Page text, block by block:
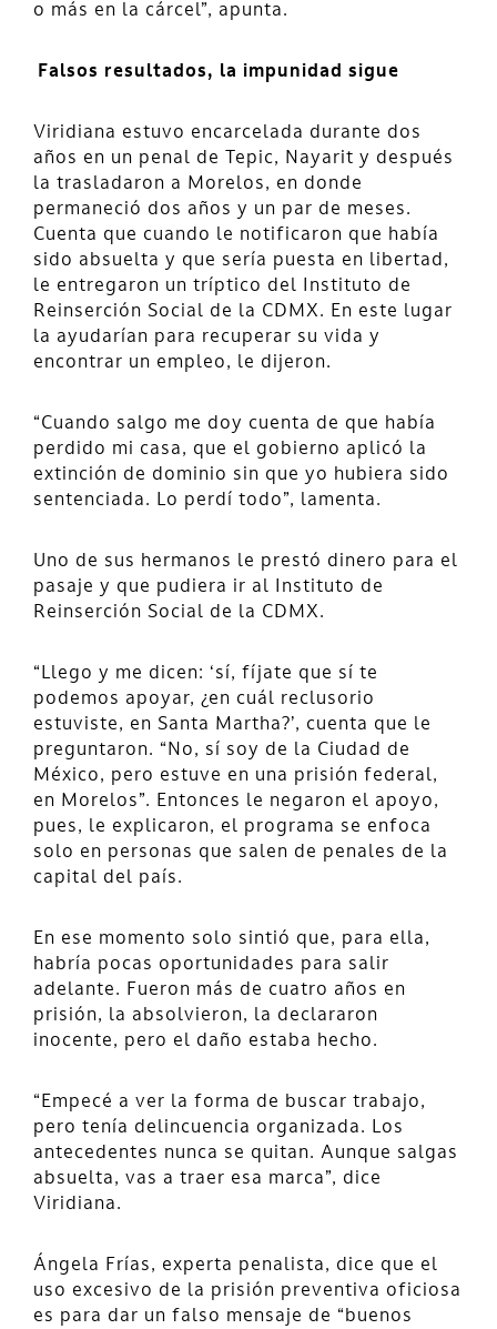
o más en la cárcel”, apunta.
Falsos resultados, la impunidad sigue
Viridiana estuvo encarcelada durante dos
años en un penal de Tepic, Nayarit y después
la trasladaron a Morelos, en donde
permaneció dos años y un par de meses.
Cuenta que cuando le notificaron que había
sido absuelta y que sería puesta en libertad,
le entregaron un tríptico del Instituto de
Reinserción Social de la CDMX. En este lugar
la ayudarían para recuperar su vida y
encontrar un empleo, le dijeron.
“Cuando salgo me doy cuenta de que había
perdido mi casa, que el gobierno aplicó la
extinción de dominio sin que yo hubiera sido
sentenciada. Lo perdí todo”, lamenta.
Uno de sus hermanos le prestó dinero para el
pasaje y que pudiera ir al Instituto de
Reinserción Social de la CDMX.
“Llego y me dicen: ‘sí, fíjate que sí te
podemos apoyar, ¿en cuál reclusorio
estuviste, en Santa Martha?’, cuenta que le
preguntaron. “No, sí soy de la Ciudad de
México, pero estuve en una prisión federal,
en Morelos”. Entonces le negaron el apoyo,
pues, le explicaron, el programa se enfoca
solo en personas que salen de penales de la
capital del país.
En ese momento solo sintió que, para ella,
habría pocas oportunidades para salir
adelante. Fueron más de cuatro años en
prisión, la absolvieron, la declararon
inocente, pero el daño estaba hecho.
“Empecé a ver la forma de buscar trabajo,
pero tenía delincuencia organizada. Los
antecedentes nunca se quitan. Aunque salgas
absuelta, vas a traer esa marca”, dice
Viridiana.
Ángela Frías, experta penalista, dice que el
uso excesivo de la prisión preventiva oficiosa
es para dar un falso mensaje de “buenos